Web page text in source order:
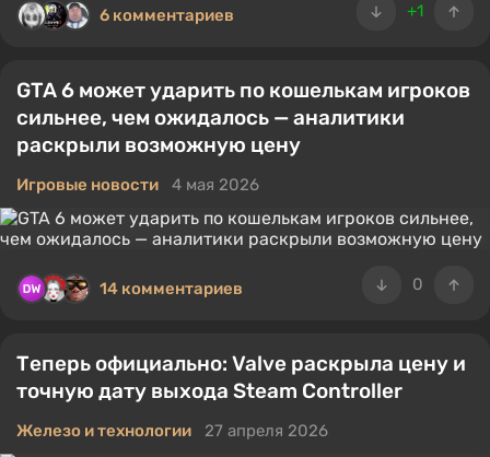
+1
6 комментариев
GTA 6 может ударить по кошелькам игроков
сильнее, чем ожидалось — аналитики
раскрыли возможную цену
Игровые новости 4 мая 2026
0
14 комментариев
Теперь официально: Valve раскрыла цену и
точную дату выхода Steam Controller
Железо и технологии 27 апреля 2026